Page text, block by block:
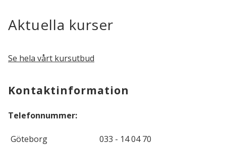
Aktuella kurser
Se hela vårt kursutbud
Kontaktinformation
Telefonnummer:
Göteborg 033 - 14 04 70